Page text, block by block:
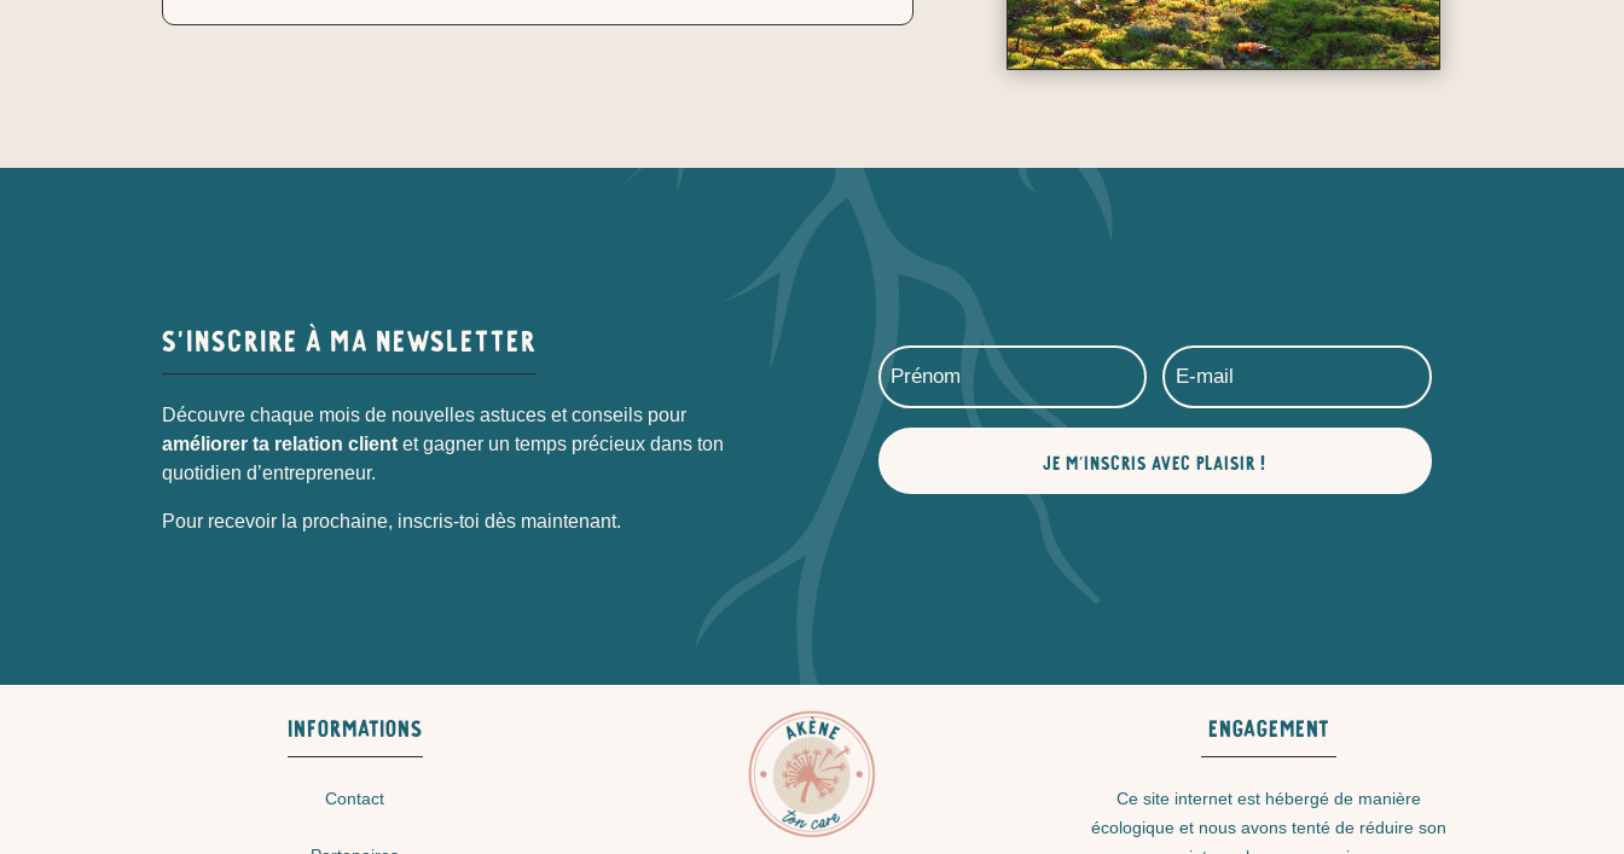
S’INSCRIRE À MA NEWSLETTER
Découvre chaque mois de nouvelles astuces et conseils pour
améliorer ta relation clientet gagner un temps précieux dans ton
quotidien d’entrepreneur.
Pour recevoir la prochaine, inscris-toi dès maintenant.
JE M'INSCRIS AVEC PLAISIR !
INFORMATIONS
Contact
Engagement
Cesite internet est hébergé de manière
écologique et nous avons tenté de réduire son